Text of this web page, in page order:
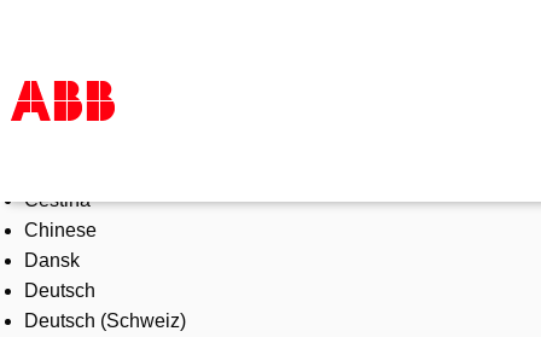
Products & Solutions
Industries
Services
About us
Where to buy
Čeština
Chinese
Dansk
Deutsch
Deutsch (Schweiz)